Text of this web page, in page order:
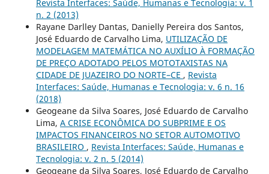
Revista Interfaces: Saúde, Humanas e Tecnologia: v. 1
n. 2 (2013)
Rayane Darlley Dantas, Danielly Pereira dos Santos,
José Eduardo de Carvalho Lima, UTILIZAÇÃO DE
MODELAGEM MATEMÁTICA NO AUXÍLIO À FORMAÇÃO
DE PREÇO ADOTADO PELOS MOTOTAXISTAS NA
CIDADE DE JUAZEIRO DO NORTE–CE , Revista
Interfaces: Saúde, Humanas e Tecnologia: v. 6 n. 16
(2018)
Geogeane da Silva Soares, José Eduardo de Carvalho
Lima, A CRISE ECONÔMICA DO SUBPRIME E OS
IMPACTOS FINANCEIROS NO SETOR AUTOMOTIVO
BRASILEIRO , Revista Interfaces: Saúde, Humanas e
Tecnologia: v. 2 n. 5 (2014)
Geogeane da Silva Soares, José Eduardo de Carvalho